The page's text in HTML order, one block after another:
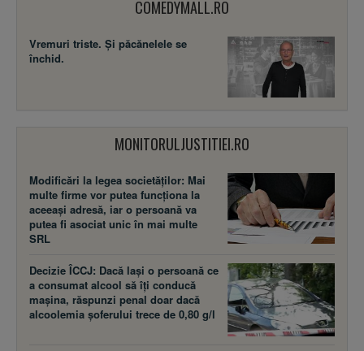
COMEDYMALL.RO
Vremuri triste. Şi păcănelele se
închid.
MONITORULJUSTITIEI.RO
Modificări la legea societăţilor: Mai
multe firme vor putea funcţiona la
aceeaşi adresă, iar o persoană va
putea fi asociat unic în mai multe
SRL
Decizie ÎCCJ: Dacă laşi o persoană ce
a consumat alcool să îţi conducă
maşina, răspunzi penal doar dacă
alcoolemia şoferului trece de 0,80 g/l